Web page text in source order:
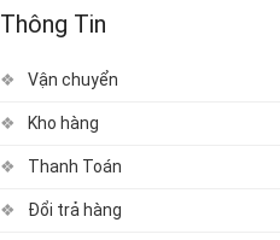
Thông Tin
Vận chuyển
Kho hàng
Thanh Toán
Đổi trả hàng